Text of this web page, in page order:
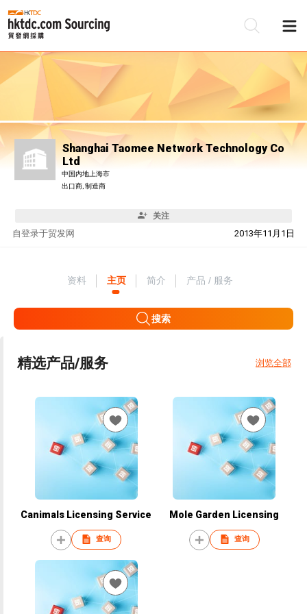
Shanghai Taomee Network Technology Co
Ltd
中国内地上海市
出口商, 制造商
关注
自 2013年11月1日
登录于贸发网
资料 主页 简介 产品 / 服务
搜索
精选产品/服务 浏览全部
Canimals Licensing Service
查询
Mole Garden Licensing
查询